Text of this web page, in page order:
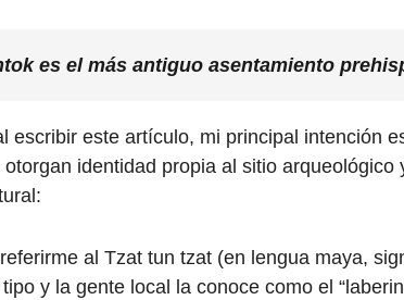
es el más antiguo asentamiento
escribir este artículo, mi principal intención
identidad propia al sitio
al Tzat tun tzat (en lengua maya,
y la gente local la conoce como el